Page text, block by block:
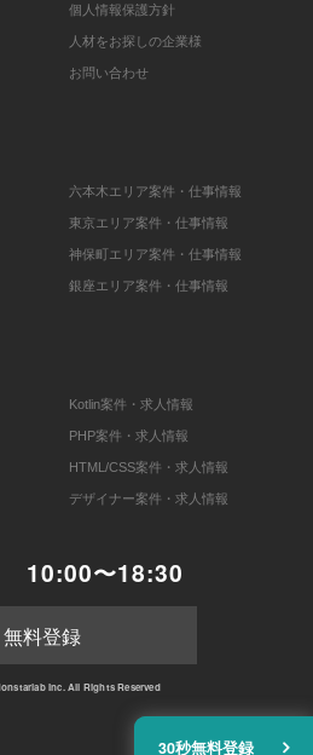
30秒無料登録
個人情報保護方針
人材をお探しの企業様
お問い合わせ
六本木エリア案件・仕事情報
東京エリア案件・仕事情報
神保町エリア案件・仕事情報
銀座エリア案件・仕事情報
Kotlin案件・求人情報
PHP案件・求人情報
HTML/CSS案件・求人情報
デザイナー案件・求人情報
10:00〜18:30
無料登録
Inc. All Rights Reserved